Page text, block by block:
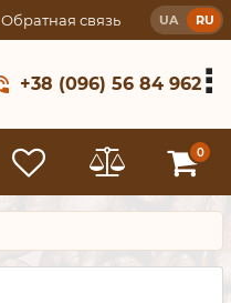
Обратная связь UA RU
+38 (096) 56 84 962
0